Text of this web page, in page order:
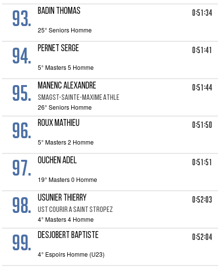
93. BADIN THOMAS 0:51:34
25° Seniors Homme
94. PERNET SERGE 0:51:41
5° Masters 5 Homme
95. MANENC ALEXANDRE
SMAGST-SAINTE-MAXIME ATHLE
0:51:44
26° Seniors Homme
96. ROUX Mathieu 0:51:50
5° Masters 2 Homme
97. OUCHEN ADEL 0:51:51
19° Masters 0 Homme
98. USUNIER THIERRY
UST COURIR A SAINT STROPEZ
0:52:03
4° Masters 4 Homme
99. DESJOBERT BAPTISTE 0:52:04
4° Espoirs Homme (U23)